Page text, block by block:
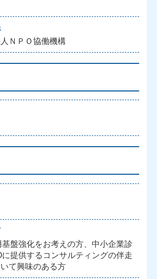
ＮＰＯ協働機構
基盤強化をお考えの方、中小企業診
に提供するコンサルティングの伴走
て興味のある方